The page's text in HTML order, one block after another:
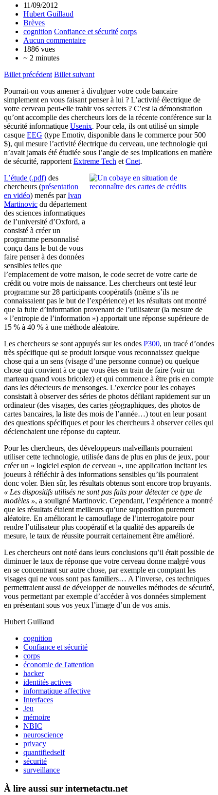
11/09/2012
Hubert Guillaud
Brèves
cognition Confiance et sécurité corps
Aucun commentaire
1886 vues
~ 2 minutes
Billet précédent Billet suivant
Pourrait-on vous amener à divulguer votre code bancaire
simplement en vous faisant penser à lui ? L’activité électrique de
votre cerveau peut-elle trahir vos secrets ? C’est la démonstration
qu’ont accomplie des chercheurs lors de la récente conférence sur la
sécurité informatique Usenix. Pour cela, ils ont utilisé un simple
casque EEG (type Emotiv, disponible dans le commerce pour 500
$), qui mesure l’activité électrique du cerveau, une technologie qui
n’avait jamais été étudiée sous l’angle de ses implications en matière
de sécurité, rapportent Extreme Tech et Cnet.
L’étude (.pdf) des
chercheurs (présentation
en vidéo) menés parIvan
Martinovic du département
des sciences informatiques
de l’université d’Oxford, a
consisté à créer un
programme personnalisé
conçu dans le but de vous
faire penser à des données
sensibles telles que
l’emplacement de votre maison, le code secret de votre carte de
crédit ou votre mois de naissance. Les chercheurs ont testé leur
programme sur 28 participants coopératifs (même s’ils ne
connaissaient pas le but de l’expérience) et les résultats ont montré
que la fuite d’information provenant de l’utilisateur (la mesure de
« l’entropie de l’information ») apportait une réponse supérieure de
15 % à 40 % à une méthode aléatoire.
Les chercheurs se sont appuyés sur les ondes P300, un tracé d’ondes
très spécifique qui se produit lorsque vous reconnaissez quelque
chose qui a un sens (visage d’une personne connue) ou quelque
chose qui convient à ce que vous êtes en train de faire (voir un
marteau quand vous bricolez) et qui commence à être pris en compte
dans les détecteurs de mensonges. L’exercice pour les cobayes
consistait à observer des séries de photos défilant rapidement sur un
ordinateur (des visages, des cartes géographiques, des photos de
cartes bancaires, la liste des mois de l’année…) tout en leur posant
des questions spécifiques et pour les chercheurs à observer celles qui
déclenchaient une réponse du capteur.
Pour les chercheurs, des développeurs malveillants pourraient
utiliser cette technologie, utilisée dans de plus en plus de jeux, pour
créer un « logiciel espion de cerveau », une application incitant les
joueurs à réfléchir à des informations sensibles qu’ils pourraient
donc voler. Bien sûr, les résultats obtenus sont encore trop bruyants.
« Les dispositifs utilisés ne sont pas faits pour détecter ce type de
modèles », a souligné Martinovic. Cependant, l’expérience a montré
que les résultats étaient meilleurs qu’une supposition purement
aléatoire. En améliorant le camouflage de l’interrogatoire pour
rendre l’utilisateur plus coopératif et la qualité des appareils de
mesure, le taux de réussite pourrait certainement être amélioré.
Les chercheurs ont noté dans leurs conclusions qu’il était possible de
diminuer le taux de réponse que votre cerveau donne malgré vous
en se concentrant sur autre chose, par exemple en comptant les
visages qui ne vous sont pas familiers… A l’inverse, ces techniques
permettraient aussi de développer de nouvelles méthodes de sécurité,
vous permettant par exemple d’accéder à vos données simplement
en présentant sous vos yeux l’image d’un de vos amis.
Hubert Guillaud
cognition
Confiance et sécurité
corps
économie de l'attention
hacker
identités actives
informatique affective
Interfaces
Jeu
mémoire
NBIC
neuroscience
privacy
quantifiedself
sécurité
surveillance
À lire aussi sur internetactu.net